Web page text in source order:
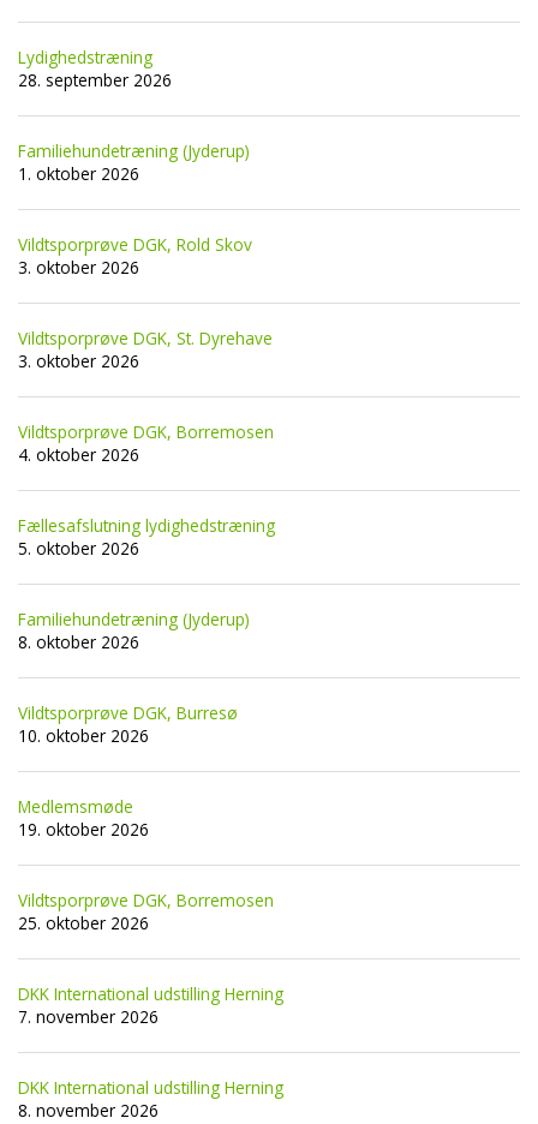
Lydighedstræning
28. september 2026
Familiehundetræning (Jyderup)
1. oktober 2026
Vildtsporprøve DGK, Rold Skov
3. oktober 2026
Vildtsporprøve DGK, St. Dyrehave
3. oktober 2026
Vildtsporprøve DGK, Borremosen
4. oktober 2026
Fællesafslutning lydighedstræning
5. oktober 2026
Familiehundetræning (Jyderup)
8. oktober 2026
Vildtsporprøve DGK, Burresø
10. oktober 2026
Medlemsmøde
19. oktober 2026
Vildtsporprøve DGK, Borremosen
25. oktober 2026
DKK International udstilling Herning
7. november 2026
DKK International udstilling Herning
8. november 2026